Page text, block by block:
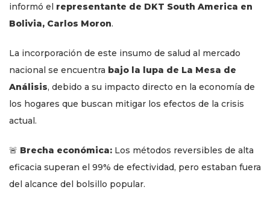
informó el representante de DKT South America en
Bolivia, Carlos Moron.
La incorporación de este insumo de salud al mercado
nacional se encuentra bajo la lupa de La Mesa de
Análisis, debido a su impacto directo en la economía de
los hogares que buscan mitigar los efectos de la crisis
actual.
🚨 Brecha económica: Los métodos reversibles de alta
eficacia superan el 99% de efectividad, pero estaban fuera
del alcance del bolsillo popular.